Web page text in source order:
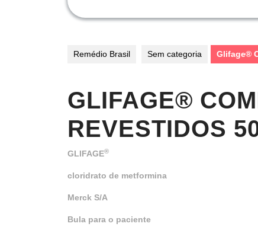
Remédio Brasil Sem categoria Glifage®
GLIFAGE®
REVESTIDOS
GLIFAGE®
cloridrato de metformina
Merck S/A
Bula para o paciente